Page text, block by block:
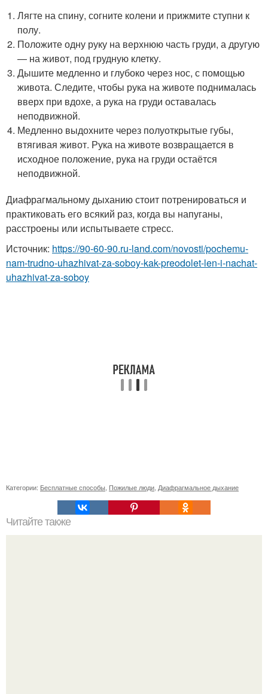
Лягте на спину, согните колени и прижмите ступни к
полу.
Положите одну руку на верхнюю часть груди, а другую
— на живот, под грудную клетку.
Дышите медленно и глубоко через нос, с помощью
живота. Следите, чтобы рука на животе поднималась
вверх при вдохе, а рука на груди оставалась
неподвижной.
Медленно выдохните через полуоткрытые губы,
втягивая живот. Рука на животе возвращается в
исходное положение, рука на груди остаётся
неподвижной.
Диафрагмальному дыханию стоит потренироваться и
практиковать его всякий раз, когда вы напуганы,
расстроены или испытываете стресс.
Источник: https://90-60-90.ru-land.com/novosti/pochemu-
nam-trudno-uhazhivat-za-soboy-kak-preodolet-len-i-nachat-
uhazhivat-za-soboy
Категории: Бесплатные способы Пожилые люди Диафрагмальное дыхание
Читайте также